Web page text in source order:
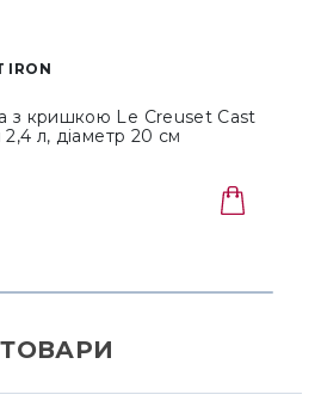
IRON
з кришкою Le Creuset Cast
л, діаметр 20 см